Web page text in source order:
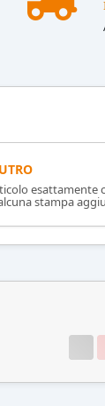
esattamente
stampa